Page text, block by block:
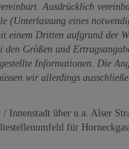
Ausdrücklich
eines
einem Dritten aufgrund der
Größen und
Informationen. Die
wir allerdings
über u.a. Alser
für